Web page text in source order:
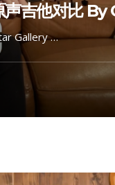
吉他对比
Gallery …